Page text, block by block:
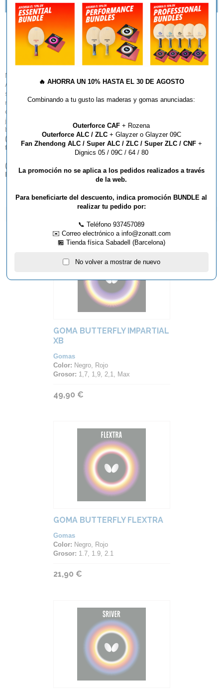
DISPONIBLES.
Goma Butterfly AIBISS
Nueva goma de superficie tacky de alta calidad Butterfly.
AIBISS es una goma de fricción que equilibra las características de una
superficie pegajosa combinada con una esponja dura, logrando una alta
reacción gracias a la tecnología Spring Sponge. AIBISS permite un
efecto extremo, así como una trayectoria curva, recomendada para
jugadores que explotan el uso de las goma de fricción, utilizando una
buena técnica en la mesa y un juego de contraataque.
(
) Este artículo no admite descuento lineal por volumen de
facturación.
(
) Por favor, tenga en cuenta que sólo entregamos productos
Butterfly dentro del territorio español.
GOMA BUTTERFLY IMPARTIAL
XB
Gomas
Color: Negro, Rojo
Grosor: 1,7, 1,9, 2,1, Max
49,90 €
GOMA BUTTERFLY FLEXTRA
Gomas
Color: Negro, Rojo
Grosor: 1.7, 1.9, 2.1
21,90 €
🔥 AHORRA UN 10% HASTA EL 30 DE AGOSTO
Combinando a tu gusto las maderas y gomas anunciadas:
Outerforce CAF + Rozena
Outerforce ALC / ZLC+ Glayzer o Glayzer 09C
Fan Zhendong ALC / Super ALC / ZLC / Super ZLC / CNF+
Dignics 05 / 09C / 64 / 80
La promoción no se aplica a los pedidos realizados a través
de la web.
Para beneficiarte del descuento, indica promoción BUNDLE al
realizar tu pedido por:
📞 Teléfono 937457089
✉️ Correo electrónico a info@zonatt.com
🏪 Tienda física Sabadell (Barcelona)
No volver a mostrar de nuevo